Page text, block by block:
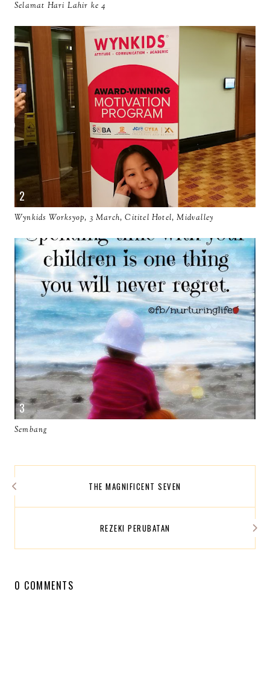
Selamat Hari Lahir ke 4
Wynkids Worksyop, 3 March, Cititel Hotel, Midvalley
Sembang
THE MAGNIFICENT SEVEN
REZEKI PERUBATAN
0 COMMENTS